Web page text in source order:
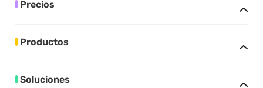
Precios
Productos
Soluciones